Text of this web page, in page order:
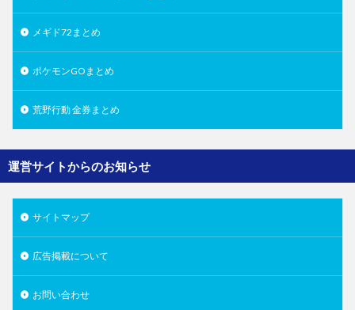
メギド72まとめ
ポケモンGOまとめ
荒野行動 金券まとめ
運営サイトからのお知らせ
サイトマップ
広告掲載について
お問い合わせ